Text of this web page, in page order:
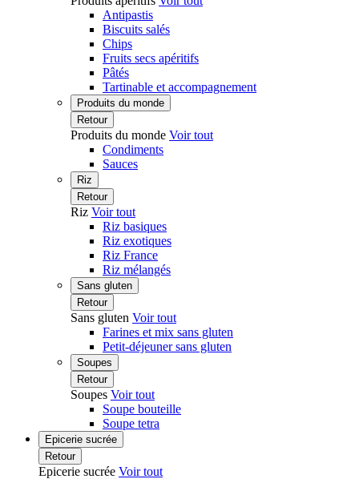
Antipastis
Biscuits salés
Chips
Fruits secs apéritifs
Pâtés
Tartinable et accompagnement
Produits du monde
Retour
Produits du monde Voir tout
Condiments
Sauces
Riz
Retour
Riz Voir tout
Riz basiques
Riz exotiques
Riz France
Riz mélangés
Sans gluten
Retour
Sans gluten Voir tout
Farines et mix sans gluten
Petit-déjeuner sans gluten
Soupes
Retour
Soupes Voir tout
Soupe bouteille
Soupe tetra
Epicerie sucrée
Retour
Epicerie sucrée Voir tout